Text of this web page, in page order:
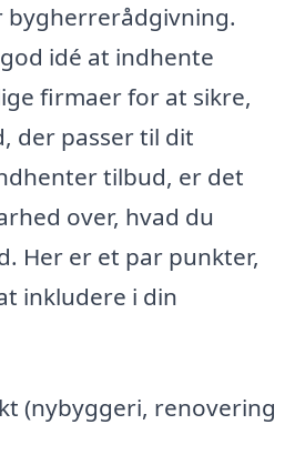
idé at indhente
firmaer for at sikre,
der passer til dit
tilbud, er det
over, hvad du
Her er et par punkter,
inkludere i din
(nybyggeri, renovering